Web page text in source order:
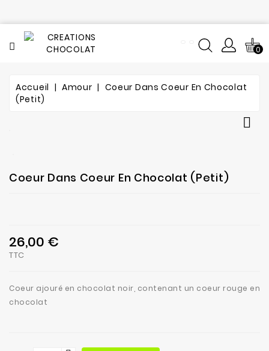
Tout
L'histoire
fabrication
atelier
de
Contact
0
Accueil Amour
Coeur Dans Coeur En Chocolat
(petit)

Coeur Dans Coeur En Chocolat (petit)
26,00 €
TTC
Coeur ajouré en chocolat noir, contenant un coeur rouge en
chocolat